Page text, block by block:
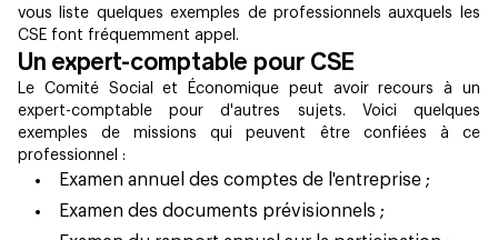
vous liste quelques exemples de professionnels auxquels les
CSE font fréquemment appel.
Un expert-comptable pour CSE
Le Comité Social et Économique peut avoir recours à un
expert-comptable pour d'autres sujets. Voici quelques
exemples de missions qui peuvent être confiées à ce
professionnel :
Examen annuel des comptes de l'entreprise ;
Examen des documents prévisionnels ;